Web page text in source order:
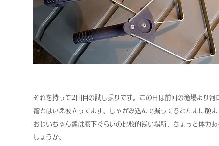
それを持って2回目の試し掘りです。 この日は前回の漁場より
湾とはいえ波立ってます。しゃがみ込んで掘ってるとたまに顔
おじいちゃん達は膝下ぐらいの比較的浅い場所、ちょっと体力
しょうか。